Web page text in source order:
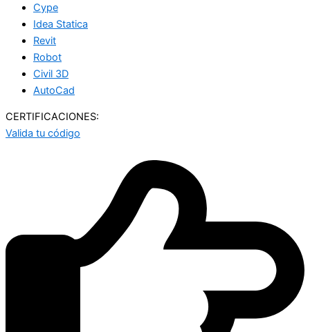
Cype
Idea Statica
Revit
Robot
Civil 3D
AutoCad
CERTIFICACIONES:
Valida tu código